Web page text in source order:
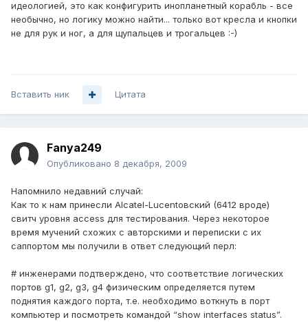
идеологией, это как конфигурить инопланетный корабль - все
необычно, но логику можно найти... только вот кресла и кнопки
не для рук и ног, а для щупальцев и трогальцев :-)
Вставить ник Цитата
Fanya249
Опубликовано 8 декабря, 2009
Напомнило недавний случай:
Как то к нам принесли Alcatel-Lucentовский (6412 вроде)
свитч уровня access для тестирования. Через некоторое
время мучений схожих с авторскими и переписки с их
саппортом мы получили в ответ следующий перл:
# инженерами подтверждено, что соответствие логических
портов g1, g2, g3, g4 физическим определяется путем
поднятия каждого порта, т.е. необходимо воткнуть в порт
компьютер и посмотреть командой “show interfaces status”.